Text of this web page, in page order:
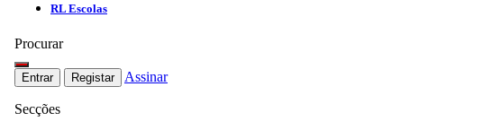
RL Escolas
Procurar
Entrar Registar Assinar
Secções